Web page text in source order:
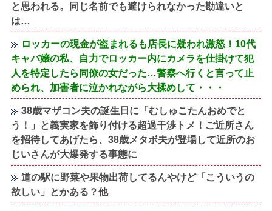
と思われる。同じ名前でも避けられなかった勘違いと
は…
ロッカーの現金が盗まれるも店長に疑われ激怒！10代
キャバ嬢の私、自力でロッカー内にカメラを仕掛けて犯
人を特定したら同僚の女だった…警察へ行くと言って止
められ、加害者に泣かれながら大揉めして・・・
38歳マザコン夫の誕生日に「むしゅこたんおめでと
う！」と義実家を飾り付ける超過干渉トメ！ご近所さん
を招待してあげたら、38歳メタボ夫が登場して近所のお
じいさんが大爆発する事態に
道の駅に野菜や果物出荷してるんやけど「こういうの
欲しい」とかある？他